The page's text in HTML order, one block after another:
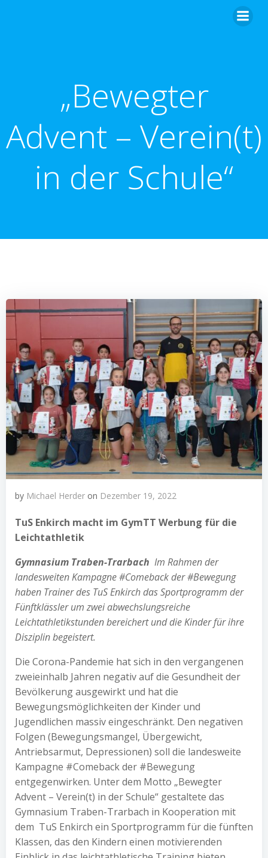
„Bewegter
Advent – Verein(t)
in der Schule“
by Michael Herder on Dezember 19, 2022
TuS Enkirch macht im GymTT Werbung für die
Leichtathletik
Gymnasium Traben-Trarbach Im Rahmen der
landesweiten Kampagne #Comeback der #Bewegung
haben Trainer des TuS Enkirch das Sportprogramm der
Fünftklässler um zwei abwechslungsreiche
Leichtathletikstunden bereichert und die Kinder für ihre
Disziplin begeistert.
Die Corona-Pandemie hat sich in den vergangenen
zweieinhalb Jahren negativ auf die Gesundheit der
Bevölkerung ausgewirkt und hat die
Bewegungsmöglichkeiten der Kinder und
Jugendlichen massiv eingeschränkt. Den negativen
Folgen (Bewegungsmangel, Übergewicht,
Antriebsarmut, Depressionen) soll die landesweite
Kampagne #Comeback der #Bewegung
entgegenwirken. Unter dem Motto „Bewegter
Advent – Verein(t) in der Schule“ gestaltete das
Gymnasium Traben-Trarbach in Kooperation mit
dem TuS Enkirch ein Sportprogramm für die fünften
Klassen, das den Kindern einen motivierenden